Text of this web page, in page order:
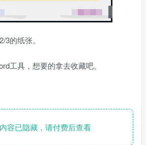
的纸张。
工具，想要的拿去收藏吧。
容已隐藏，请付费后查看